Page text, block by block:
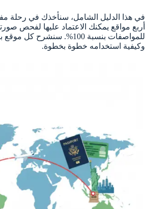
في هذا الدليل الشامل، سنأخذك في رحلة
أربع مواقع يمكنك الاعتماد عليها لفحص
للمواصفات بنسبة 100%. سنشرح
وكيفية استخدامه خطوة بخطوة.